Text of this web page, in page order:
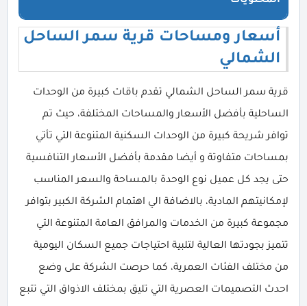
أسعار ومساحات قرية سمر الساحل
الشمالي
قرية سمر الساحل الشمالي تقدم باقات كبيرة من الوحدات
الساحلية بأفضل الأسعار والمساحات المختلفة، حيث تم
توافر شريحة كبيرة من الوحدات السكنية المتنوعة التي تأتي
بمساحات متفاوتة و أيضا مقدمة بأفضل الأسعار التنافسية
حتى يجد كل عميل نوع الوحدة بالمساحة والسعر المناسب
لإمكانيتهم المادية، بالاضافة الي اهتمام الشركة الكبير بتوافر
مجموعة كبيرة من الخدمات والمرافق العامة المتنوعة التي
تتميز بجودتها العالية لتلبية احتياجات جميع السكان اليومية
من مختلف الفئات العمرية، كما حرصت الشركة على وضع
احدث التصميمات العصرية التي تليق بمختلف الاذواق التي تتبع